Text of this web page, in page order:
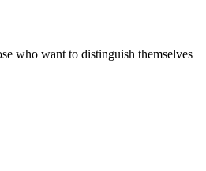
who want to distinguish themselves